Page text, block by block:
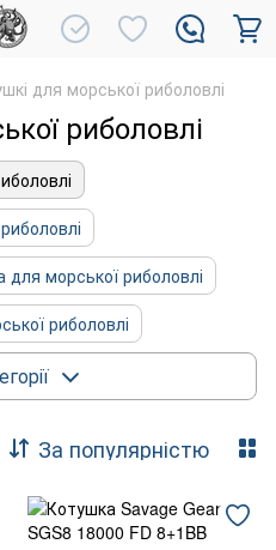
для морської риболовлі
риболовлі
морської риболовлі
риболовлі
поппери та воблери
морської риболовлі
За популярністю